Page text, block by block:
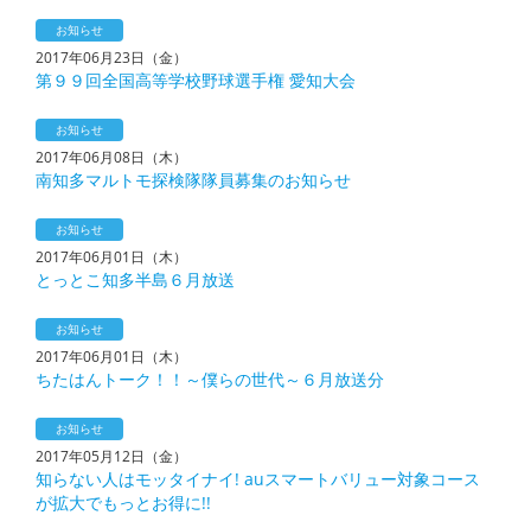
お知らせ
2017年06月23日（金）
第９９回全国高等学校野球選手権 愛知大会
お知らせ
2017年06月08日（木）
南知多マルトモ探検隊隊員募集のお知らせ
お知らせ
2017年06月01日（木）
とっとこ知多半島６月放送
お知らせ
2017年06月01日（木）
ちたはんトーク！！～僕らの世代～６月放送分
お知らせ
2017年05月12日（金）
知らない人はモッタイナイ! auスマートバリュー対象コース
が拡大でもっとお得に!!